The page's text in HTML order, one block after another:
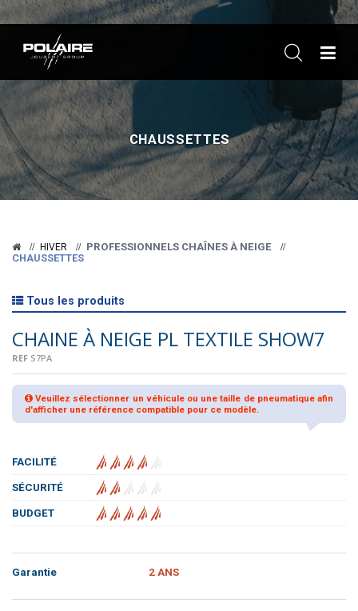
CHAUSSETTES
HIVER
PROFESSIONNELS CHAÎNES À NEIGE
CHAUSSETTES
Tous les produits
CHAINE À NEIGE PL TEXTILE SHOW7
REF S7PA
Veuillez sélectionner un véhicule ou une taille de pneumatique afin
d'afficher une référence compatible pour ce modèle.
FACILITÉ
SÉCURITÉ
BUDGET
Garantie 2 ANS